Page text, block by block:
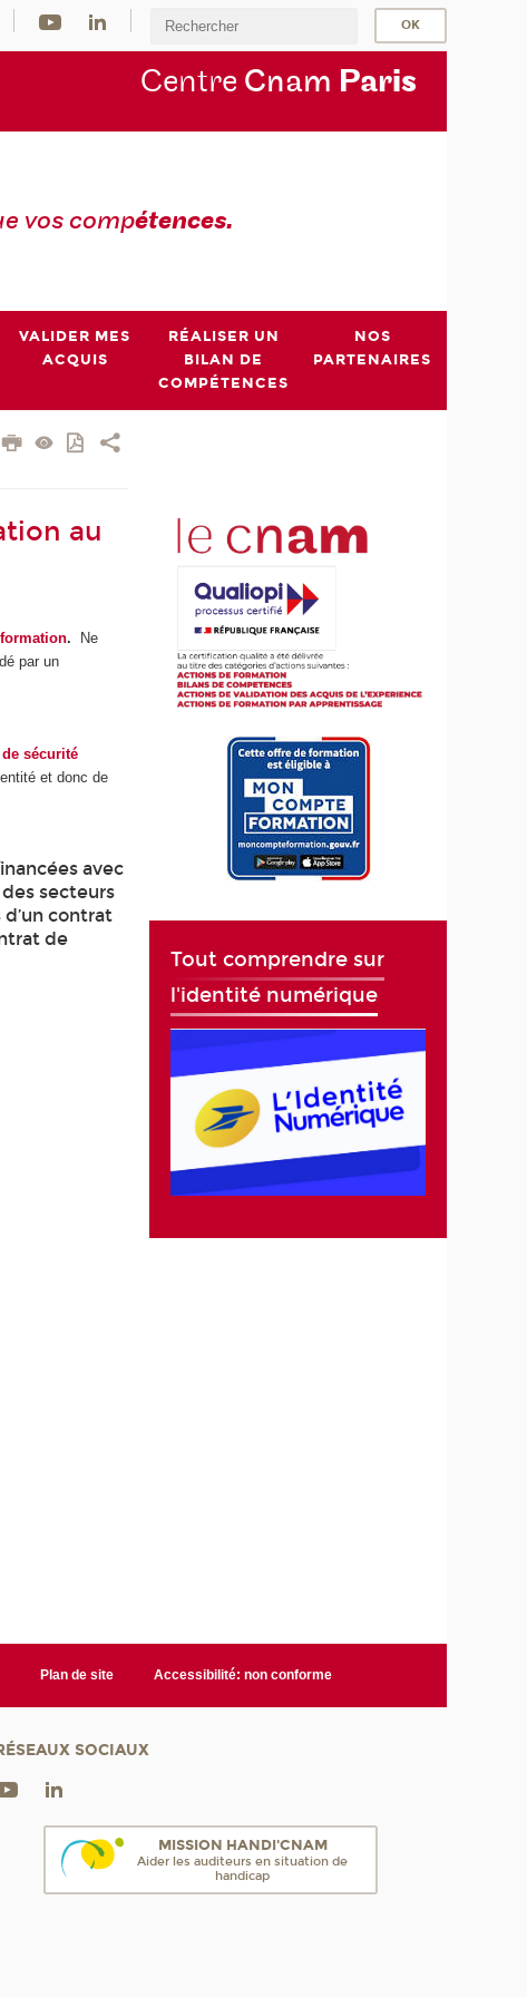
Centre Cnam Paris
vos compétences.
VALIDER MES
ACQUIS
RÉALISER UN
BILAN DE
COMPÉTENCES
NOS
PARTENAIRES
au
.
Ne
par un
sécurité
et donc de
avec
secteurs
d’un contrat
de
Tout comprendre sur
l'identité numérique
Plan de site Accessibilité: non conforme
SOCIAUX
MISSION HANDI'CNAM
Aider les auditeurs en situation de
handicap